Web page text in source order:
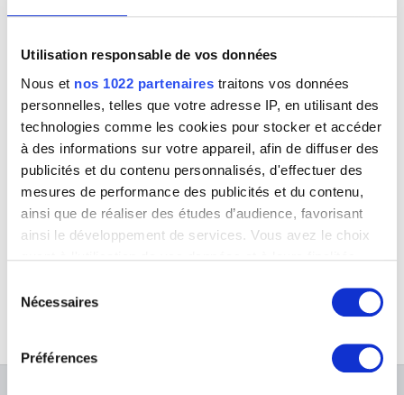
Utilisation responsable de vos données
Nous et nos 1022 partenaires traitons vos données
personnelles, telles que votre adresse IP, en utilisant des
technologies comme les cookies pour stocker et accéder
à des informations sur votre appareil, afin de diffuser des
publicités et du contenu personnalisés, d'effectuer des
mesures de performance des publicités et du contenu,
ainsi que de réaliser des études d’audience, favorisant
ainsi le développement de services. Vous avez le choix
quant à l'utilisation de vos données et à leurs finalités.
tout moment en consultant la Déclaration relative aux
cookies ou en cliquant sur l'icône de confidentialité.
Si vous le permettez, nous aimerions également :
Nécessaires
Préférences
Solitude. Neige
Suzanne Cocq